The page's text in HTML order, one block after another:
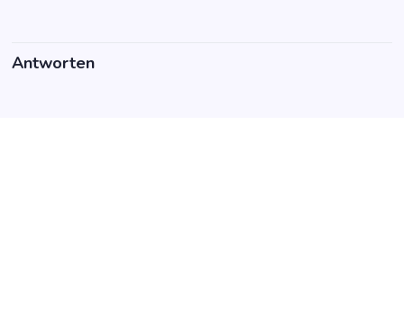
Antworten